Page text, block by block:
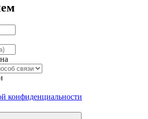
конфиденциальности